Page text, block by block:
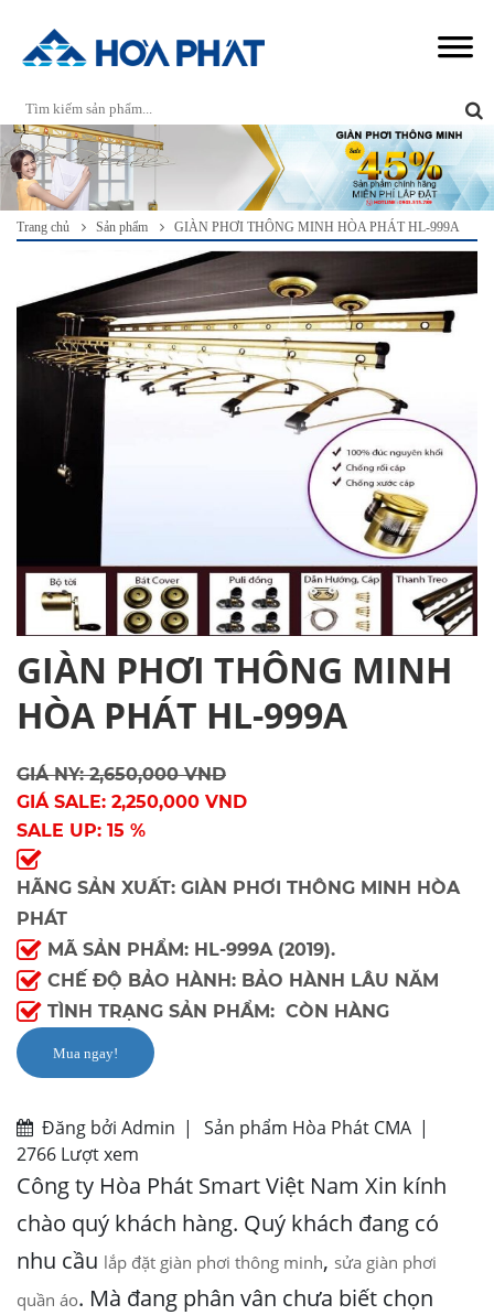
Trang chủ Sản phẩm GIÀN PHƠI THÔNG MINH HÒA PHÁT HL-999A
GIÀN PHƠI THÔNG MINH
HÒA PHÁT HL-999A
GIÁ NY: 2,650,000 VND
GIÁ SALE: 2,250,000 VND
SALE UP: 15 %
HÃNG SẢN XUẤT: GIÀN PHƠI THÔNG MINH HÒA
PHÁT
MÃ SẢN PHẨM: HL-999A (2019).
CHẾ ĐỘ BẢO HÀNH: BẢO HÀNH LÂU NĂM
TÌNH TRẠNG SẢN PHẨM: CÒN HÀNG
Mua ngay!
Đăng bởi Admin | Sản phẩm Hòa Phát CMA |
2766 Lượt xem
Công ty Hòa Phát Smart Việt Nam Xin kính
chào quý khách hàng. Quý khách đang có
nhu cầu lắp đặt giàn phơi thông minh, sửa giàn phơi
quần áo. Mà đang phân vân chưa biết chọn